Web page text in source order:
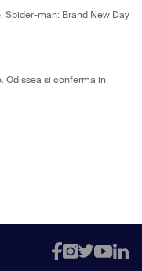
Spider-man: Brand New Day
Odissea si conferma in